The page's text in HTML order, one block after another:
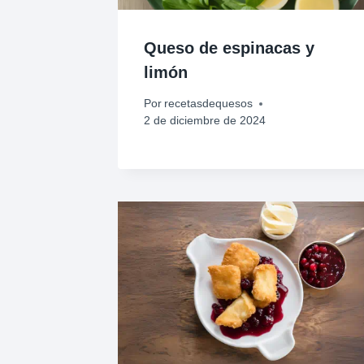
Queso de espinacas y
limón
Por recetasdequesos
2 de diciembre de 2024